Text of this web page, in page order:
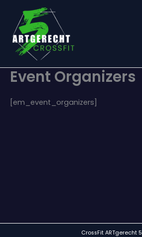
springen
Event Organizers
[em_event_organizers]
CrossFit ARTgerecht 5